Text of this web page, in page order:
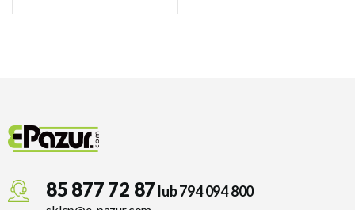
85 877 72 87 lub 794 094 800